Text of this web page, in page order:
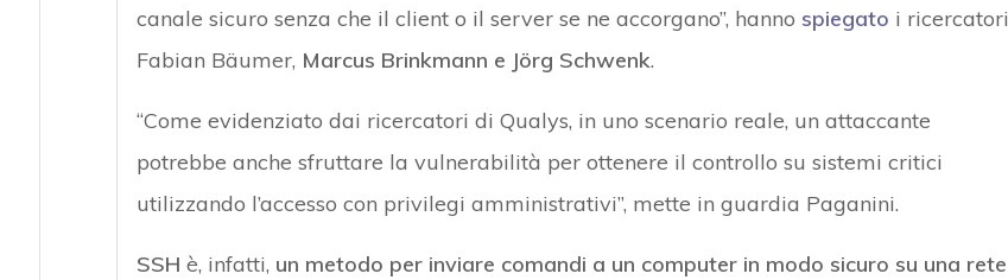
canale sicuro senza che il client o il server se ne accorgano”, hanno spiegato i ricercatori
Fabian Bäumer, Marcus Brinkmann e Jörg Schwenk.
“Come evidenziato dai ricercatori di Qualys, in uno scenario reale, un attaccante
potrebbe anche sfruttare la vulnerabilità per ottenere il controllo su sistemi critici
utilizzando l’accesso con privilegi amministrativi”, mette in guardia Paganini.
SSH è, infatti, un metodo per inviare comandi a un computer in modo sicuro su una rete